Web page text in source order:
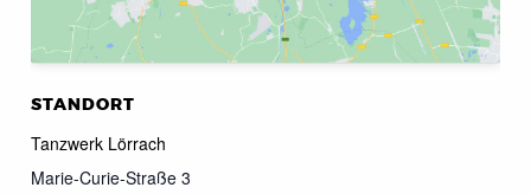
STANDORT
Tanzwerk Lörrach
Marie-Curie-Straße 3